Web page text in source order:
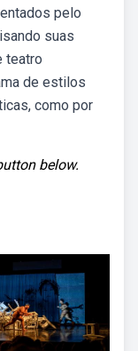
pelo
suas
teatro
de estilos
como por
below.